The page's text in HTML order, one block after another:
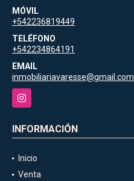
MÓVIL
+542236819449
TELÉFONO
+542234864191
EMAIL
inmobiliariavaresse@gmail.com
Instagram
INFORMACIÓN
Inicio
Venta